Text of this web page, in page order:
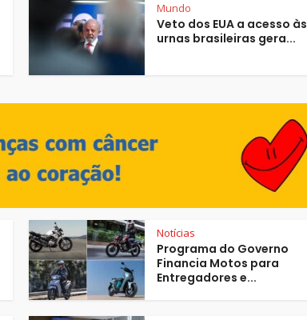
Mundo
Veto dos EUA a acesso às
urnas brasileiras gera...
Notícias
Programa do Governo
Financia Motos para
Entregadores e...